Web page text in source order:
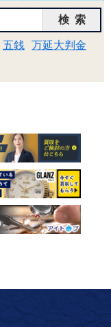
検索
五銭 万延大判金